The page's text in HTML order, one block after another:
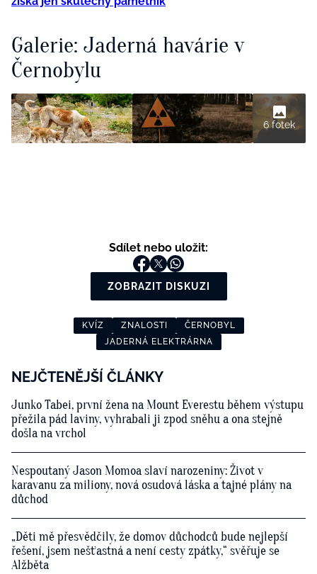
Galerie: Jaderná havárie v
Černobylu
6 fotek
Sdílet nebo uložit:
ZOBRAZIT DISKUZI
KVÍZ ZNALOSTI
ČERNOBYL
JADERNÁ ELEKTRÁRNA
NEJČTENĚJŠÍ ČLÁNKY
Junko Tabei, první žena na Mount Everestu během výstupu
přežila pád laviny, vyhrabali ji zpod sněhu a ona stejně
došla na vrchol
Nespoutaný Jason Momoa slaví narozeniny: Život v
karavanu za miliony, nová osudová láska a tajné plány na
důchod
„Děti mě přesvědčily, že domov důchodců bude nejlepší
řešení, jsem nešťastná a není cesty zpátky,“ svěřuje se
Alžběta